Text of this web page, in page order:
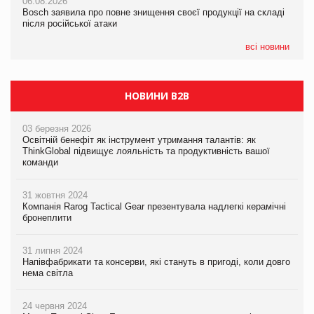
Bosch заявила про повне знищення своєї продукції на складі
після російської атаки
всі новини
Сергій Лісунов про заморожені хлібобулочні вироби на
Bosch заявила про повне знищення своєї продукції на складі
після російської атаки
НОВИНИ B2B
03 березня 2026
Освітній бенефіт як інструмент утримання талантів: як
ThinkGlobal підвищує лояльність та продуктивність вашої
команди
31 жовтня 2024
Компанія Rarog Tactical Gear презентувала надлегкі керамічні
бронеплити
31 липня 2024
Напівфабрикати та консерви, які стануть в пригоді, коли довго
нема світла
24 червня 2024